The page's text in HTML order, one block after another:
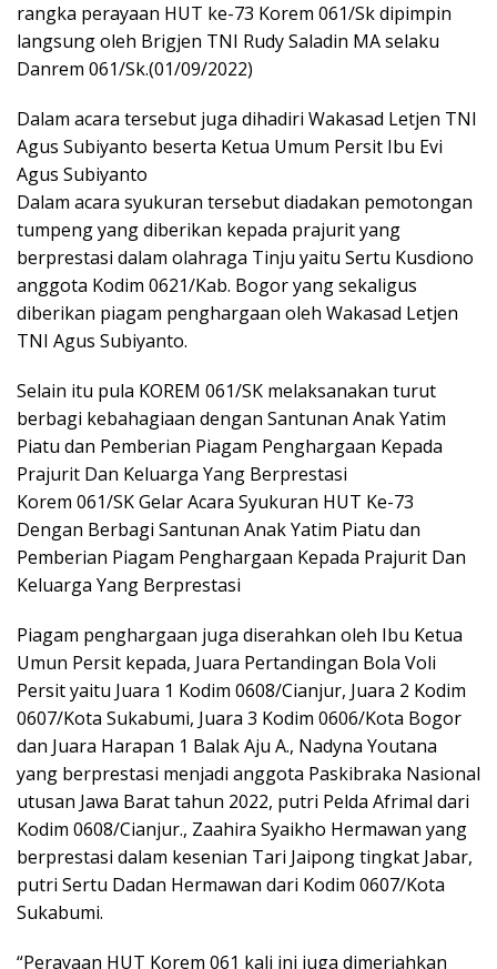
rangka perayaan HUT ke-73 Korem 061/Sk dipimpin
langsung oleh Brigjen TNI Rudy Saladin MA selaku
Danrem 061/Sk.(01/09/2022)
Dalam acara tersebut juga dihadiri Wakasad Letjen TNI
Agus Subiyanto beserta Ketua Umum Persit Ibu Evi
Agus Subiyanto
Dalam acara syukuran tersebut diadakan pemotongan
tumpeng yang diberikan kepada prajurit yang
berprestasi dalam olahraga Tinju yaitu Sertu Kusdiono
anggota Kodim 0621/Kab. Bogor yang sekaligus
diberikan piagam penghargaan oleh Wakasad Letjen
TNI Agus Subiyanto.
Selain itu pula KOREM 061/SK melaksanakan turut
berbagi kebahagiaan dengan Santunan Anak Yatim
Piatu dan Pemberian Piagam Penghargaan Kepada
Prajurit Dan Keluarga Yang Berprestasi
Korem 061/SK Gelar Acara Syukuran HUT Ke-73
Dengan Berbagi Santunan Anak Yatim Piatu dan
Pemberian Piagam Penghargaan Kepada Prajurit Dan
Keluarga Yang Berprestasi
Piagam penghargaan juga diserahkan oleh Ibu Ketua
Umun Persit kepada, Juara Pertandingan Bola Voli
Persit yaitu Juara 1 Kodim 0608/Cianjur, Juara 2 Kodim
0607/Kota Sukabumi, Juara 3 Kodim 0606/Kota Bogor
dan Juara Harapan 1 Balak Aju A., Nadyna Youtana
yang berprestasi menjadi anggota Paskibraka Nasional
utusan Jawa Barat tahun 2022, putri Pelda Afrimal dari
Kodim 0608/Cianjur., Zaahira Syaikho Hermawan yang
berprestasi dalam kesenian Tari Jaipong tingkat Jabar,
putri Sertu Dadan Hermawan dari Kodim 0607/Kota
Sukabumi.
“Perayaan HUT Korem 061 kali ini juga dimeriahkan